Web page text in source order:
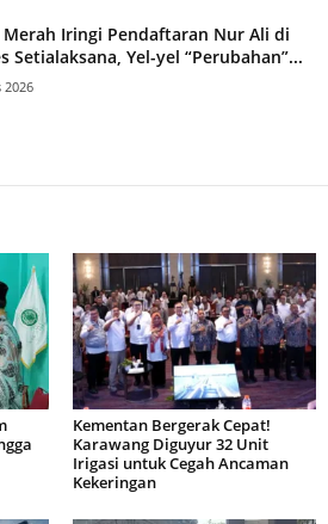
Iringi Pendaftaran Nur Ali di
Setialaksana, Yel-yel “Perubahan”...
2026
Kementan Bergerak Cepat!
Karawang Diguyur 32 Unit
Irigasi untuk Cegah Ancaman
Kekeringan